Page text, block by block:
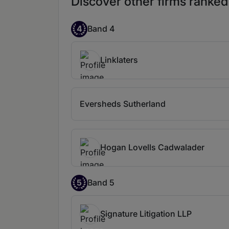
4 Band 4
Linklaters
Eversheds Sutherland
Hogan Lovells Cadwalader
5 Band 5
Signature Litigation LLP